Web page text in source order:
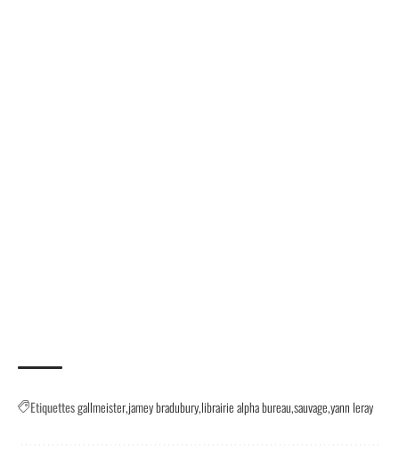
Etiquettesgallmeisterjamey braduburylibrairie alpha bureausauvageyann leray